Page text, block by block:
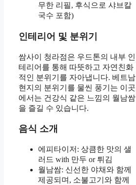
무한 리필, 후식으로 샤브칼
국수 포함)
인테리어 및 분위기
쌈사이 청라점은 우드톤의 내부 인
테리어를 통해 따뜻하고 자연친화
적인 분위기를 자아냅니다. 베트남
현지의 분위기를 물씬 풍기는 이곳
에서는 건강식 같은 느낌의 월남쌈
을 즐길 수 있습니다.
음식 소개
에피타이저: 상큼한 맛의 샐
러드 with 만두 or 튀김
월남쌈: 신선한 야채와 함께
제공되며, 소불고기와 함께